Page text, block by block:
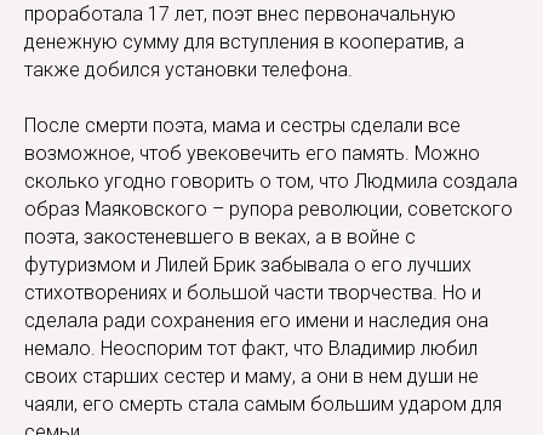
проработала 17 лет, поэт внес первоначальную
денежную сумму для вступления в кооператив, а
также добился установки телефона.
После смерти поэта, мама и сестры сделали все
возможное, чтоб увековечить его память. Можно
сколько угодно говорить о том, что Людмила создала
образ Маяковского – рупора революции, советского
поэта, закостеневшего в веках, а в войне с
футуризмом и Лилей Брик забывала о его лучших
стихотворениях и большой части творчества. Но и
сделала ради сохранения его имени и наследия она
немало. Неоспорим тот факт, что Владимир любил
своих старших сестер и маму, а они в нем души не
чаяли, его смерть стала самым большим ударом для